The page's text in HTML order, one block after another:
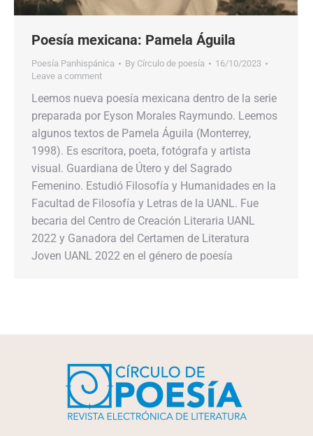
Poesía mexicana: Pamela Águila
Poesía Panhispánica By Círculo de poesía
16/10/2023
Leave a comment
Leemos nueva poesía mexicana dentro de la serie
preparada por Eyson Morales Raymundo. Leemos
algunos textos de Pamela Águila (Monterrey,
1998). Es escritora, poeta, fotógrafa y artista
visual. Guardiana de Útero y del Sagrado
Femenino. Estudió Filosofía y Humanidades en la
Facultad de Filosofía y Letras de la UANL. Fue
becaria del Centro de Creación Literaria UANL
2022 y Ganadora del Certamen de Literatura
Joven UANL 2022 en el género de poesía